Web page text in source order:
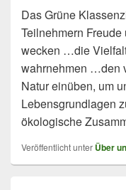
Das Grüne
Teilnehmern
wecken …die
wahrnehmen …den
Natur einüben, um
Lebensgrundlagen
ökologische
Veröffentlicht unter Über